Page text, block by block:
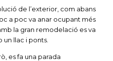
de l’exterior, com abans
a poc va anar ocupant més
la gran remodelació es va
llac i ponts.
es fa una parada